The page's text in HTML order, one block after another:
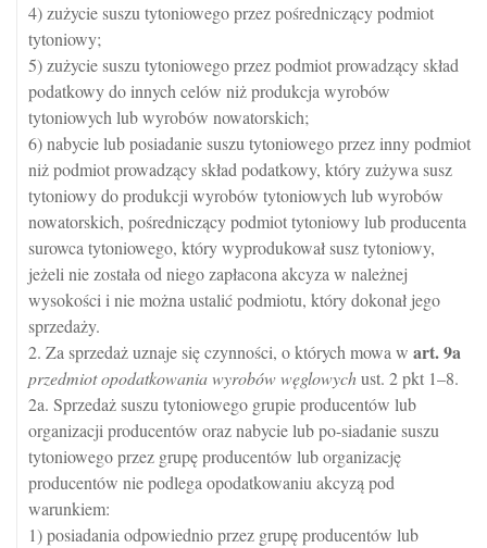
4) zużycie suszu tytoniowego przez pośredniczący podmiot
tytoniowy;
5) zużycie suszu tytoniowego przez podmiot prowadzący skład
podatkowy do innych celów niż produkcja wyrobów
tytoniowych lub wyrobów nowatorskich;
6) nabycie lub posiadanie suszu tytoniowego przez inny podmiot
niż podmiot prowadzący skład podatkowy, który zużywa susz
tytoniowy do produkcji wyrobów tytoniowych lub wyrobów
nowatorskich, pośredniczący podmiot tytoniowy lub producenta
surowca tytoniowego, który wyprodukował susz tytoniowy,
jeżeli nie została od niego zapłacona akcyza w należnej
wysokości i nie można ustalić podmiotu, który dokonał jego
sprzedaży.
2. Za sprzedaż uznaje się czynności, o których mowa w art.9a
przedmiot opodatkowania wyrobów węglowychust. 2 pkt 1–8.
2a. Sprzedaż suszu tytoniowego grupie producentów lub
organizacji producentów oraz nabycie lub po-siadanie suszu
tytoniowego przez grupę producentów lub organizację
producentów nie podlega opodatkowaniu akcyzą pod
warunkiem:
1) posiadania odpowiednio przez grupę producentów lub